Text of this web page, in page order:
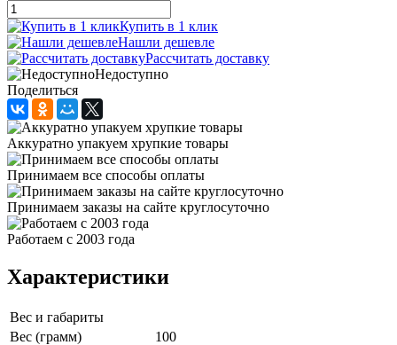
Купить в 1 клик
Нашли дешевле
Рассчитать доставку
Недоступно
Поделиться
Аккуратно упакуем хрупкие товары
Принимаем все способы оплаты
Принимаем заказы на сайте круглосуточно
Работаем с 2003 года
Характеристики
Вес и габариты
Вес (грамм)
100